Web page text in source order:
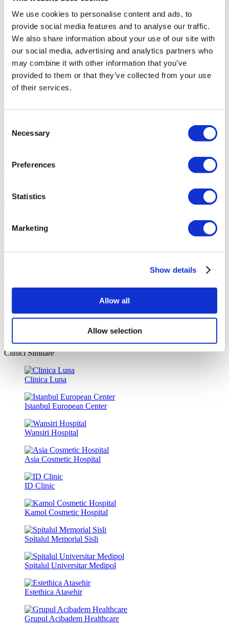
We use cookies to personalise content and ads, to
provide social media features and to analyse our traffic.
We also share information about your use of our site with
our social media, advertising and analytics partners who
may combine it with other information that you’ve
provided to them or that they’ve collected from your use
of their services.
Selection
Necessary
Preferences
Statistics
Marketing
Show details
Allow all
Allow selection
WiFi gratuit
Cafeterie
Angela
Consultantul dumneavoastră personal de sănătate
Consultație gratuită online
Alăturați-vă familiei fericite a pacienților Flymedi
FLYMEDI VĂ VINE ÎN AJUTOR
Sfaturi precise de la consultanți cu experiență în domeniul sănătății
Împrumuturi medicale și asigurări pentru îngrijiri medicale
Clinici Similare
Clinica Luna
Istanbul European Center
Wansiri Hospital
Asia Cosmetic Hospital
ID Clinic
Kamol Cosmetic Hospital
Spitalul Memorial Sisli
Spitalul Universitar Medipol
Estethica Atasehir
Grupul Acibadem Healthcare